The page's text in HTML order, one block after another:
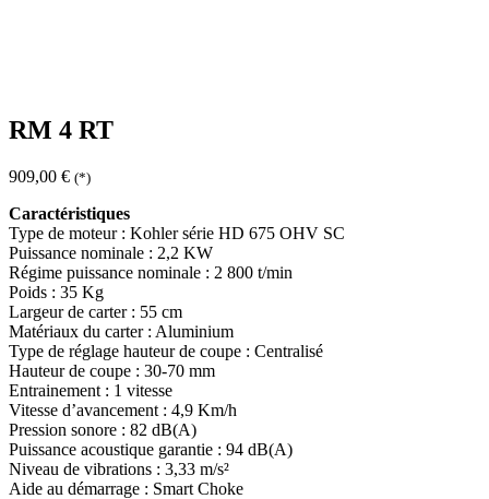
RM 4 RT
909,00 € (*)
Caractéristiques
Type de moteur : Kohler série HD 675 OHV SC
Puissance nominale : 2,2 KW
Régime puissance nominale : 2 800 t/min
Poids : 35 Kg
Largeur de carter : 55 cm
Matériaux du carter : Aluminium
Type de réglage hauteur de coupe : Centralisé
Hauteur de coupe : 30-70 mm
Entrainement : 1 vitesse
Vitesse d’avancement : 4,9 Km/h
Pression sonore : 82 dB(A)
Puissance acoustique garantie : 94 dB(A)
Niveau de vibrations : 3,33 m/s²
Aide au démarrage : Smart Choke